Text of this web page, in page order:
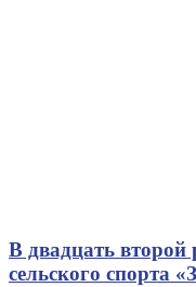
В двадцать второй
сельского спорта